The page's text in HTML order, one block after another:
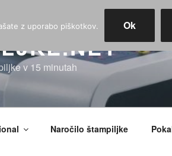
v 15 minutah
Naročilo štampiljke
z uporabo piškotkov. Ok